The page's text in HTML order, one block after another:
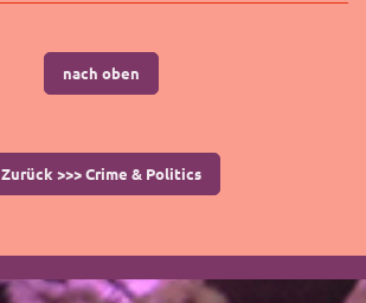
nach oben
Zurück >>> Crime & Politics